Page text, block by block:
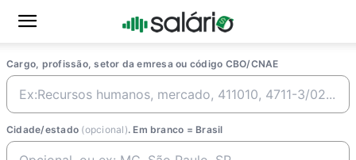
Cargo, profissão, setor da emresa ou código CBO/CNAE
Cidade/estado (opcional). Em branco = Brasil